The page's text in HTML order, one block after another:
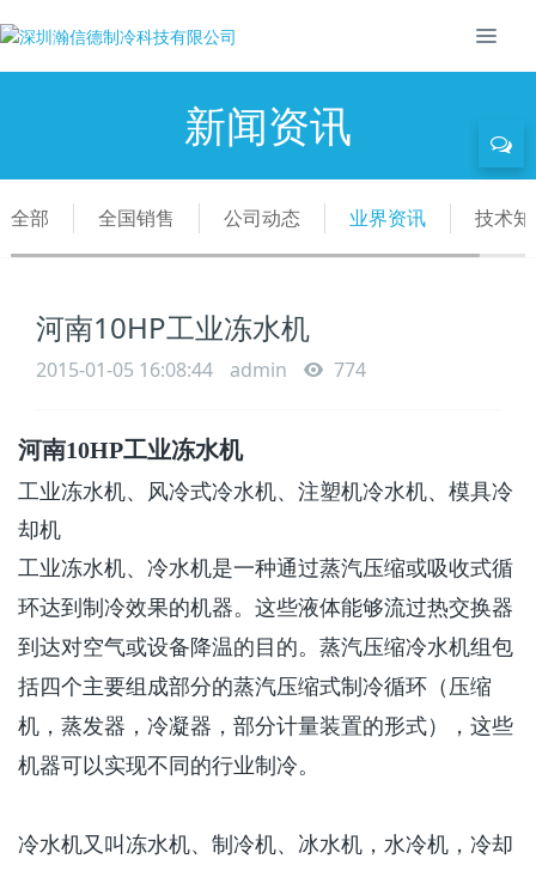
新闻资讯
全部 全国销售 公司动态 业界资讯 技术
河南10HP工业冻水机
2015-01-05 16:08:44 admin 774
河南10HP工业冻水机
工业冻水机、风冷式冷水机、注塑机冷水机、模具冷
却机
工业冻水机、冷水机是一种通过蒸汽压缩或吸收式循
环达到制冷效果的机器。这些液体能够流过热交换器
到达对空气或设备降温的目的。蒸汽压缩冷水机组包
括四个主要组成部分的蒸汽压缩式制冷循环（压缩
机，蒸发器，冷凝器，部分计量装置的形式），这些
机器可以实现不同的行业制冷。
冷水机又叫冻水机、制冷机、冰水机，水冷机，冷却